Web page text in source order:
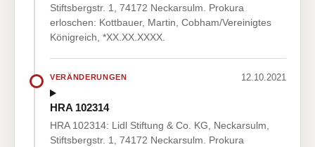
Stiftsbergstr. 1, 74172 Neckarsulm. Prokura
erloschen: Kottbauer, Martin, Cobham/Vereinigtes
Königreich, *XX.XX.XXXX.
VERÄNDERUNGEN 12.10.2021
HRA 102314
HRA 102314: Lidl Stiftung & Co. KG, Neckarsulm,
Stiftsbergstr. 1, 74172 Neckarsulm. Prokura